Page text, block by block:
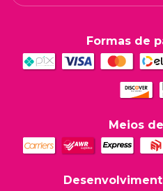
Formas de
Meios